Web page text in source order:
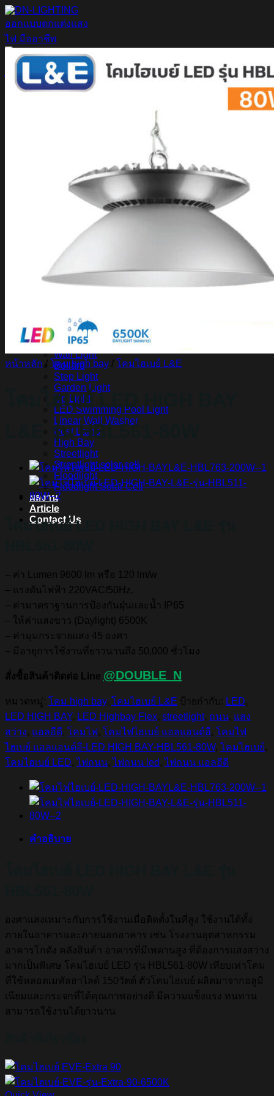
ข้าม
ไป
ยัง
เนื้อหา
Downlight
DOWNLIGHT E27
DOWNLIGHT AR111
Downlight LED COB
DOWNLIGHT GU10 MR16 MR11
หลอดไฟ LED
หลอดไฟ LED MEGAMAN
หลอดไฟ LED LAMPO
สินค้า Lighting
LED Linear
Power Supply
LED Panel
LED Panel Light Office
Wall Light
Bollard
Step Light
Garden Light
Up Light
LED Swimming Pool Light
Linear Wall Washer
Post Lamp
High Bay
Streetlight
Streetlight solar cell
Floodlight
Floodlight Solar Cell
ผลงาน
Article
Contact Us
หน้าหลัก / โคม high bay / โคมไฮเบย์ L&E
โคมไฮเบย์ LED HIGH BAY
L&E รุ่น HBL561-80W
โคมไฮเบย์ LED HIGH BAY L&E รุ่น
– ค่า Lumen 9600 lm หรือ 120 lm/w
– แรงดันไฟฟ้า 220VAC/50Hz.
– ค่ามาตราฐานการป้องกันฝุ่นและน้ำ IP65
– ให้ค่าแสงขาว (Daylight) 6500K
– ค่ามุมกระจายแสง 45 องศา
– มีอายุการใช้งานที่ยาวนานถึง 50,000 ชั่วโมง
สั่งซื้อสินค้าติดต่อ Line @DOUBLE_N
หมวดหมู่: โคม high bay, โคมไฮเบย์ L&E ป้ายกำกับ: LED,
LED HIGH BAY, LED Highbay Flex, streetlight, ถนน, แสง
สว่าง, แอลอีดี, โคมไฟ , โคมไฟไฮเบย์ แอลแอนด์อี, โคมไฟ
ไฮเบย์ แอลแอนด์อี-LED HIGH BAY-HBL561-80W, โคมไฮเบย์,
โคมไฮเบย์ LED,ไฟถนน,ไฟถนน led ,ไฟถนน แอลอีดี
คำอธิบาย
องศาแสงเหมาะกับการใช้งานเมื่อติดตั้งในที่สูง ใช้งานได้ทั้ง
ภายในอาคารและภายนอกอาคาร เช่น โรงงานอุตสาหกรรม
อาคารโกดัง คลังสินค้า อาคารที่มีเพดานสูง ที่ต้องการแสงสว่าง
มากเป็นพิเศษ โคมไฮเบย์ LED รุ่น HBL561-80W เทียบเท่าโคม
ที่ใช้หลอดเมทัลฮาไลด์ 150วัตต์ ตัวโคมไฮเบย์ ผลิตมาจากอลูมิ
เนียมและกระจกที่ได้คุณภาพอย่างดี มีความแข็งแรง ทนทาน
สามารถใช้งานได้ยาวนาน